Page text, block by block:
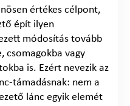
értékes célpont,
épít ilyen
módosítás tovább
csomagokba vagy
is. Ezért nevezik az
támadásnak: nem a
lánc egyik elemét